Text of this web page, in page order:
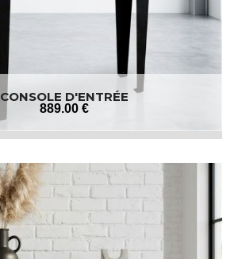
CONSOLE D'ENTRÉE
889.00 €